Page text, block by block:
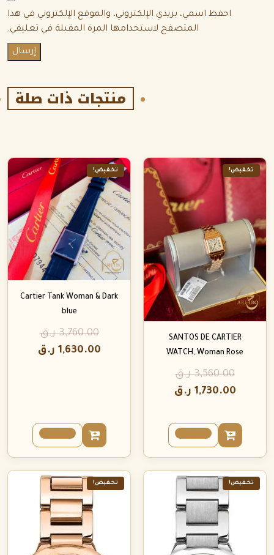
احفظ اسمي، بريدي الإلكتروني، والموقع الإلكتروني في هذا
المتصفح لاستخدامها المرة المقبلة في تعليقي.
منتجات ذات صلة
تخفيض!
SANTOS DE CARTIER
WATCH, Woman Rose
3,560.00 ر.ق
1,730.00 ر.ق
تخفيض!
Cartier Tank Woman & Dark
blue
3,760.00 ر.ق
1,630.00 ر.ق
تخفيض! تخفيض!